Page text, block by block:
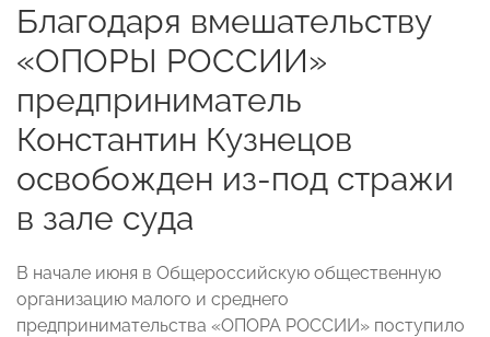
Благодаря вмешательству
«ОПОРЫ РОССИИ»
предприниматель
Константин Кузнецов
освобожден из-под стражи
в зале суда
В начале июня в Общероссийскую общественную
организацию малого и среднего
предпринимательства «ОПОРА РОССИИ» поступило